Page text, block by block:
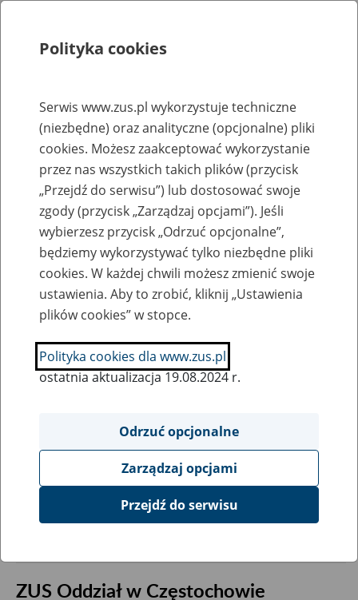
Struktura ZUS
Wyszukiwarka oddziałów ZUS
Nie wiesz gdzie jest zlokalizowany oddział lub
jednostka ZUS? Skorzystaj z wyszukiwarki:
Wyszukaj oddział ZUS
właściwy dla miejsca wystawienia zaświadczenia lekarskiego,
Wpisz kod pocztowy:
ZUS Oddział w Częstochowie
Polityka cookies
Serwis www.zus.pl wykorzystuje techniczne
(niezbędne) oraz analityczne (opcjonalne) pliki
cookies. Możesz zaakceptować wykorzystanie
przez nas wszystkich takich plików (przycisk
„Przejdź do serwisu”) lub dostosować swoje
zgody (przycisk „Zarządzaj opcjami”). Jeśli
wybierzesz przycisk „Odrzuć opcjonalne”,
będziemy wykorzystywać tylko niezbędne pliki
cookies. W każdej chwili możesz zmienić swoje
ustawienia. Aby to zrobić, kliknij „Ustawienia
plików cookies” w stopce.
Polityka cookies dla www.zus.pl
ostatnia aktualizacja 19.08.2024 r.
Odrzuć opcjonalne
Zarządzaj opcjami
Przejdź do serwisu